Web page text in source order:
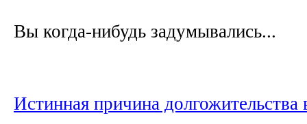
Вы когда-нибудь задумывались...
Истинная причина долгожительства